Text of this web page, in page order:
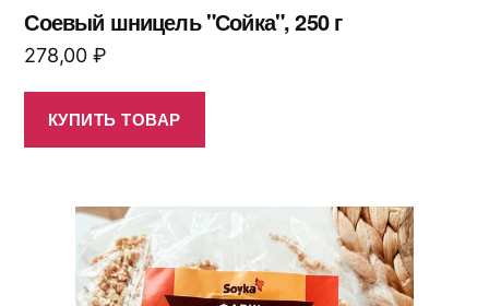
Соевый шницель "Сойка", 250 г
278,00 ₽
КУПИТЬ ТОВАР